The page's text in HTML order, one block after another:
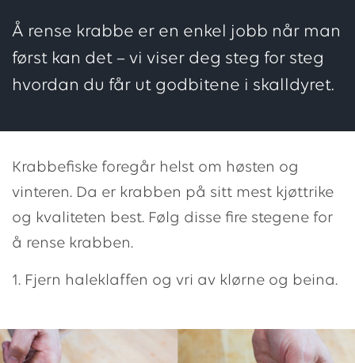
Å rense krabbe er en enkel jobb når man
først kan det – vi viser deg steg for steg
hvordan du får ut godbitene i skalldyret.
Krabbefiske foregår helst om høsten og
vinteren. Da er krabben på sitt mest kjøttrike
og kvaliteten best. Følg disse fire stegene for
å rense krabben.
1. Fjern haleklaffen og vri av klørne og beina.